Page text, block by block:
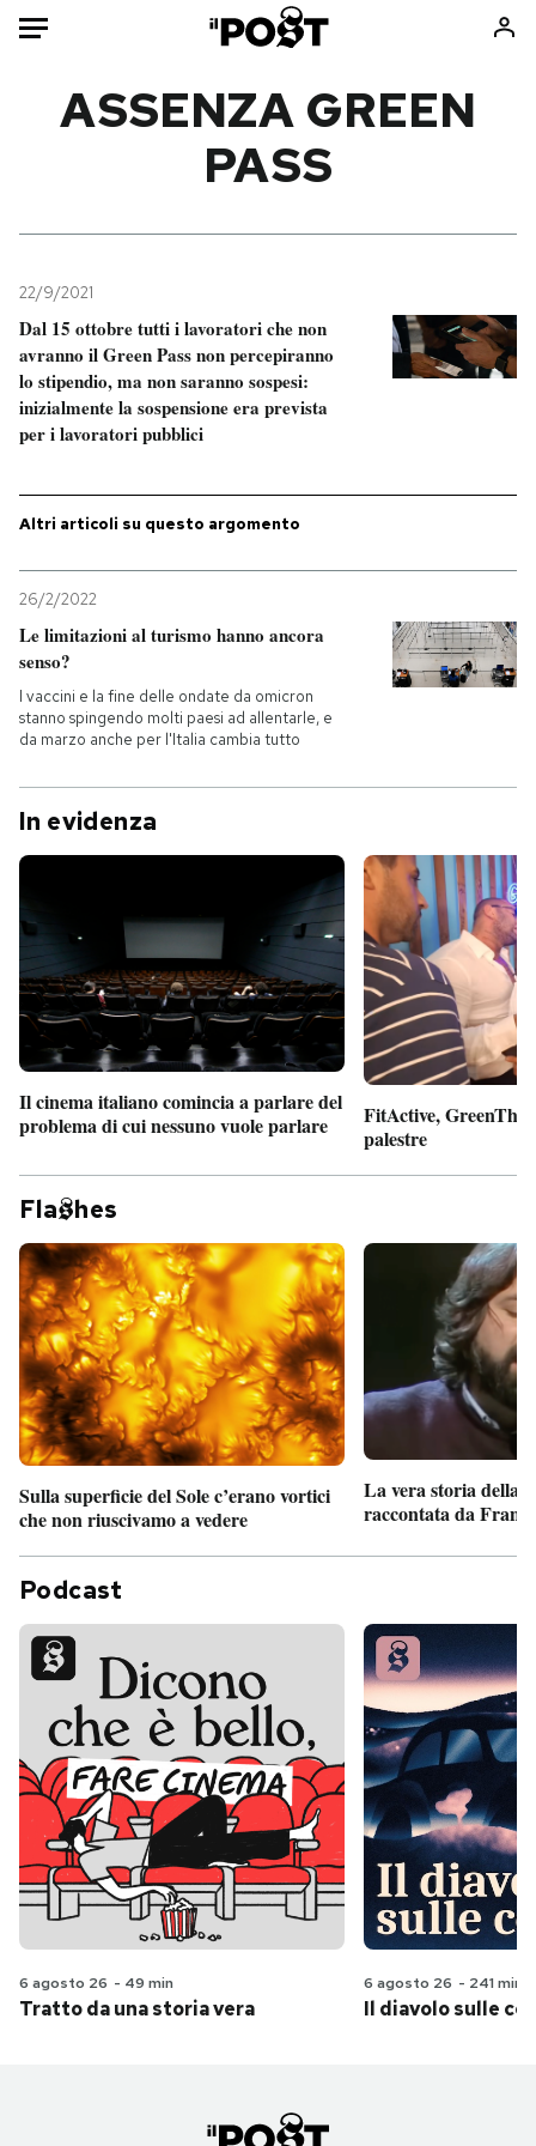
Mondo
Tecnologia
Internet
Scienza
Cultura
Economia
Libri
Ok Boomer!
Europa
NEWSLETTER
I MIEI PREFERITI
SHOP
AREA PERSONALE
Entra
ASSENZA GREEN
PASS
22/9/2021
Dal 15 ottobre tutti i lavoratori che non
avranno il Green Pass non percepiranno
lo stipendio, ma non saranno sospesi:
inizialmente la sospensione era prevista
per i lavoratori pubblici
Altri articoli su questo argomento
26/2/2022
Le limitazioni al turismo hanno ancora
senso?
I vaccini e la fine delle ondate da omicron
stanno spingendo molti paesi ad allentarle, e
da marzo anche per l'Italia cambia tutto
In evidenza
Il cinema italiano comincia a parlare del
problema di cui nessuno vuole parlare
FitActive,
palestre
Fla hes
Sulla superficie del Sole c’erano vortici
che non riuscivamo a vedere
La vera storia della
raccontata da
Podcast
6 agosto 26 - 49 min
Tratto da una storia vera
6 agosto 26 - 241 min
Il diavolo sulle